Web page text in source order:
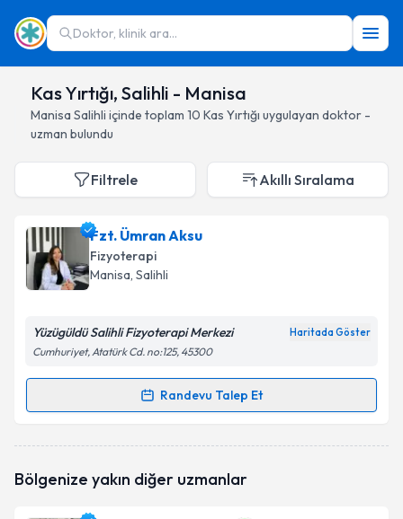
Doktor, klinik ara...
Kas Yırtığı, Salihli - Manisa
Manisa Salihli içinde toplam 10 Kas Yırtığı uygulayan doktor -
uzman bulundu
Filtrele Akıllı Sıralama
Fzt. Ümran Aksu
Fizyoterapi
Manisa, Salihli
Yüzügüldü Salihli Fizyoterapi Merkezi Haritada Göster
Cumhuriyet, Atatürk Cd. no:125, 45300
Randevu Talep Et
Randevu Takvimi Talebi
oluşturun. Size bu uzmandan randevu almanız için bir
Bölgenize yakın diğer uzmanlar